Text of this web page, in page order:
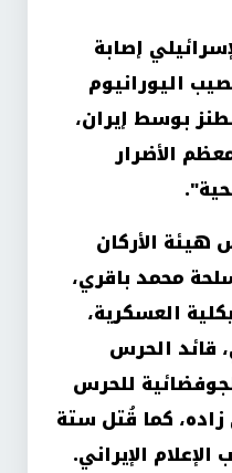
إصابة
اليورانيوم
بوسط إيران،
الأضرار
الأركان
محمد باقري،
العسكرية،
قائد الحرس
للحرس
كما قُتل ستة
الإيراني.